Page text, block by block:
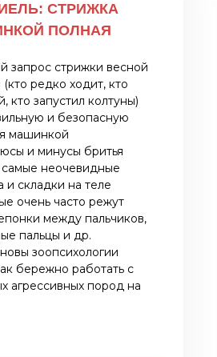
СТРИЖКА
ПОЛНАЯ
запрос стрижки весной
(кто редко ходит, кто
кто запустил колтуны)
и безопасную
машинкой
и минусы бритья
неочевидные
и складки на теле
очень часто режут
между пальчиков,
пальцы и др.
зоопсихологии
бережно работать с
агрессивных пород на